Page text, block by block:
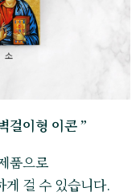
걸이형 이콘 ”
품으로
게 걸 수 있습니다.